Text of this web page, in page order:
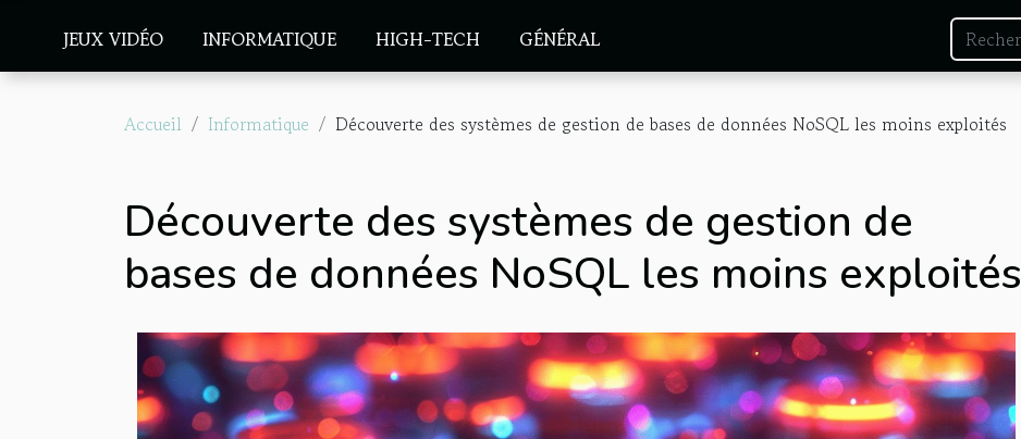
JEUX VIDÉO INFORMATIQUE HIGH-TECH GÉNÉRAL
Accueil Informatique Découverte des systèmes de gestion de bases de données NoSQL les moins exploités
Découverte des systèmes de gestion de
bases de données NoSQL les moins exploités